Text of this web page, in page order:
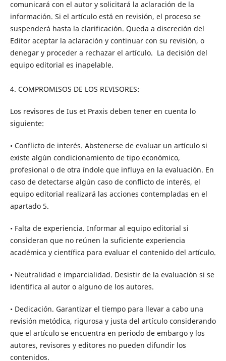
comunicará con el autor y solicitará la aclaración de la
información. Si el artículo está en revisión, el proceso se
suspenderá hasta la clarificación. Queda a discreción del
Editor aceptar la aclaración y continuar con su revisión, o
denegar y proceder a rechazar el artículo. La decisión del
equipo editorial es inapelable.
4. COMPROMISOS DE LOS REVISORES:
Los revisores de Ius et Praxis deben tener en cuenta lo
siguiente:
• Conflicto de interés. Abstenerse de evaluar un artículo si
existe algún condicionamiento de tipo económico,
profesional o de otra índole que influya en la evaluación. En
caso de detectarse algún caso de conflicto de interés, el
equipo editorial realizará las acciones contempladas en el
apartado 5.
• Falta de experiencia. Informar al equipo editorial si
consideran que no reúnen la suficiente experiencia
académica y científica para evaluar el contenido del artículo.
• Neutralidad e imparcialidad. Desistir de la evaluación si se
identifica al autor o alguno de los autores.
• Dedicación. Garantizar el tiempo para llevar a cabo una
revisión metódica, rigurosa y justa del artículo considerando
que el artículo se encuentra en periodo de embargo y los
autores, revisores y editores no pueden difundir los
contenidos.